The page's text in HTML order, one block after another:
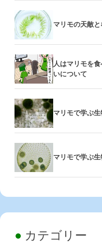
マリモの天敵
人はマリモを
いについて
マリモで学ぶ
マリモで学ぶ
カテゴリー